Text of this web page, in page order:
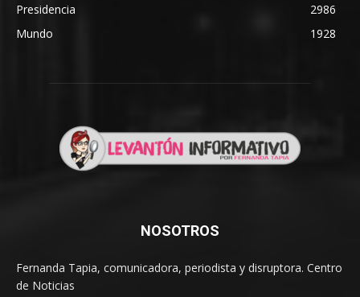
Presidencia
2986
Mundo
1928
NOSOTROS
Fernanda Tapia, comunicadora, periodista y disruptora. Centro
de Noticias